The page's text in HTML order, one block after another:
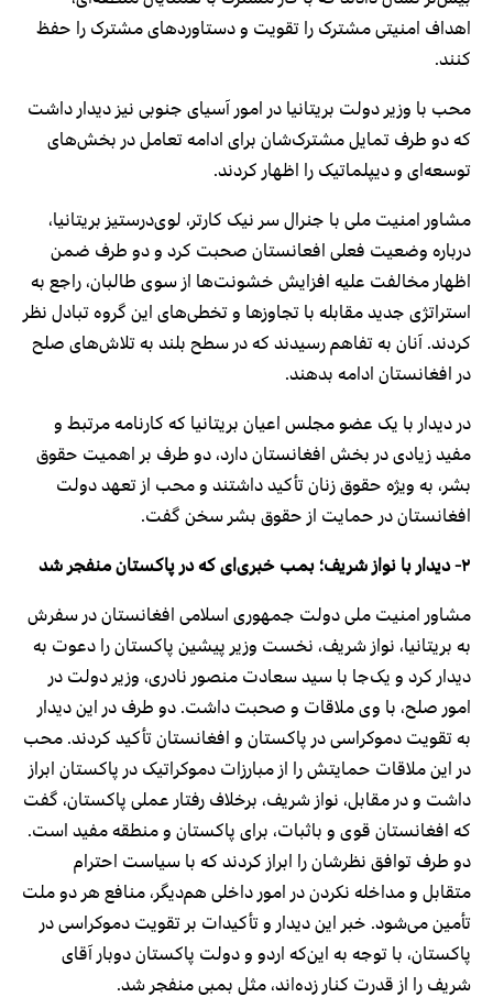
اهداف امنیتی مشترک را تقویت و دستاوردهای مشترک را حفظ
کنند.
محب با وزیر دولت بریتانیا در امور آسیای جنوبی نیز دیدار داشت
که دو طرف تمایل مشترک‌شان برای ادامه تعامل در بخش‌های
توسعه‌ای و دیپلماتیک را اظهار کردند.
مشاور امنیت ملی با جنرال سر نیک کارتر، لوی‌درستیز بریتانیا،
درباره وضعیت فعلی افعانستان صحبت کرد و دو طرف ضمن
اظهار مخالفت علیه افزایش خشونت‌ها از سوی طالبان، راجع به
استراتژی جدید مقابله‌ با تجاوزها و تخطی‌های این گروه تبادل نظر
کردند. آنان به تفاهم رسیدند که در سطح بلند به تلاش‌های صلح
در افغانستان ادامه بدهند.
در دیدار با یک عضو مجلس اعیان بریتانیا که کارنامه مرتبط و
مفید زیادی در بخش افغانستان دارد، دو طرف بر اهمیت حقوق
بشر، به ویژه حقوق زنان تأکید داشتند و محب از تعهد دولت
افغانستان در حمایت از حقوق بشر سخن گفت.
۲- دیدار با نواز شریف؛ بمب خبری‌ای که در پاکستان منفجر شد
مشاور امنیت ملی دولت جمهوری اسلامی افغانستان در سفرش
به بریتانیا، نواز شریف، نخست وزیر پیشین پاکستان را دعوت به
دیدار کرد و یک‌جا با سید سعادت منصور نادری، وزیر دولت در
امور صلح، با وی ملاقات و صحبت داشت. دو طرف در این دیدار
به تقویت دموکراسی در پاکستان و افغانستان تأکید کردند. محب
در این ملاقات حمایتش را از مبارزات دموکراتیک در پاکستان ابراز
داشت و در مقابل، نواز شریف، برخلاف رفتار عملی پاکستان، گفت
که افغانستان قوی و باثبات، برای پاکستان و منطقه مفید است.
دو طرف توافق نظرشان را ابراز کردند که با سیاست احترام
متقابل و مداخله نکردن در امور داخلی هم‌دیگر، منافع هر دو ملت
تأمین می‌شود. خبر این دیدار و تأکیدات بر تقویت دموکراسی در
پاکستان، با توجه به این‌که اردو و دولت پاکستان دوبار آقای
شریف را از قدرت کنار زده‌اند، مثل بمبی منفجر شد.